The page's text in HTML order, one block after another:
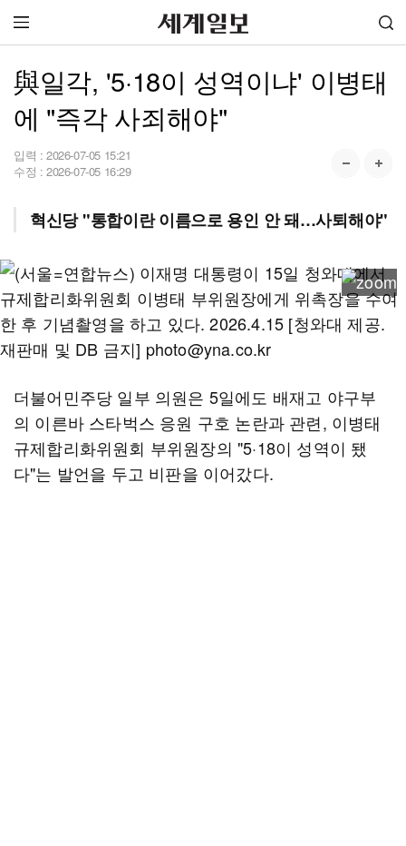
與일각, '5·18이 성역이냐' 이병태
에 "즉각 사죄해야"
입력 : 2026-07-05 15:21
수정 : 2026-07-05 16:29
혁신당 "통합이란 이름으로 용인 안 돼…사퇴해야"
더불어민주당 일부 의원은 5일에도 배재고 야구부
의 이른바 스타벅스 응원 구호 논란과 관련, 이병태
규제합리화위원회 부위원장의 "5·18이 성역이 됐
다"는 발언을 두고 비판을 이어갔다.